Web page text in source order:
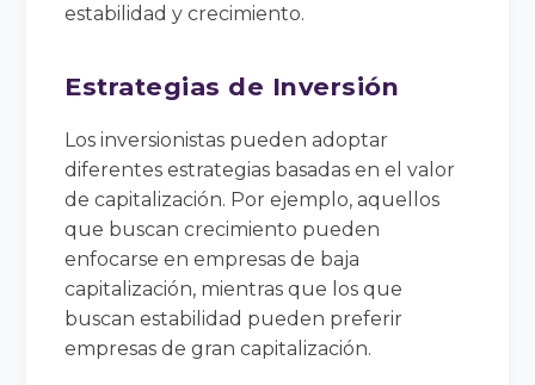
estabilidad y crecimiento.
Estrategias de Inversión
Los inversionistas pueden adoptar
diferentes estrategias basadas en el valor
de capitalización. Por ejemplo, aquellos
que buscan crecimiento pueden
enfocarse en empresas de baja
capitalización, mientras que los que
buscan estabilidad pueden preferir
empresas de gran capitalización.